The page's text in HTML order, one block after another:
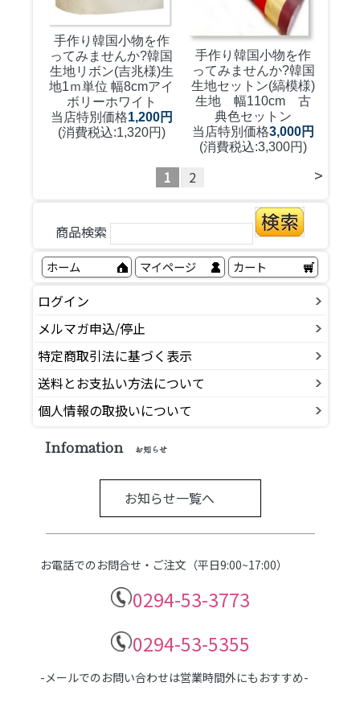
手作り韓国小物を作
ってみませんか?韓国
生地リボン(吉兆様)生
地1ｍ単位 幅8cmアイ
ボリーホワイト
当店特別価格1,200円
(消費税込:1,320円)
手作り韓国小物を作
ってみませんか?韓国
生地セットン(縞模様)
生地 幅110cm 古
典色セットン
当店特別価格3,000円
(消費税込:3,300円)
>
1 2
商品検索
ホーム マイページ カート
ログイン
メルマガ申込/停止
特定商取引法に基づく表示
送料とお支払い方法について
個人情報の取扱いについて
Infomation お知らせ
お知らせ一覧へ
お電話でのお問合せ・ご注文（平日9:00~17:00）
0294-53-3773
0294-53-5355
-メールでのお問い合わせは営業時間外にもおすすめ-